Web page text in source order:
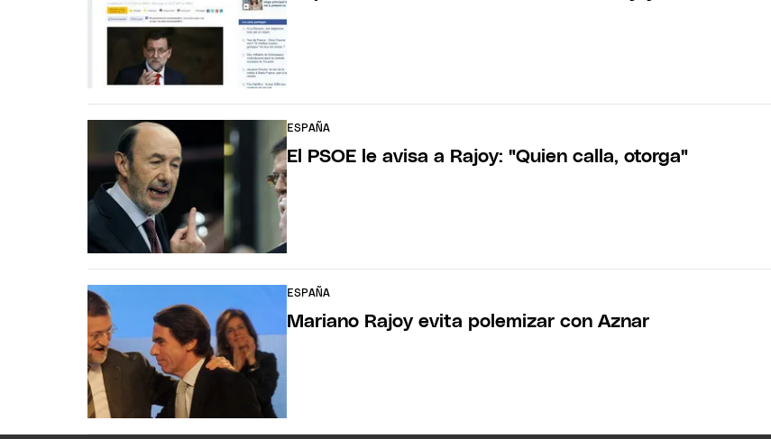
ESPAÑA
El PSOE le avisa a Rajoy: "Quien calla, otorga"
ESPAÑA
Mariano Rajoy evita polemizar con Aznar